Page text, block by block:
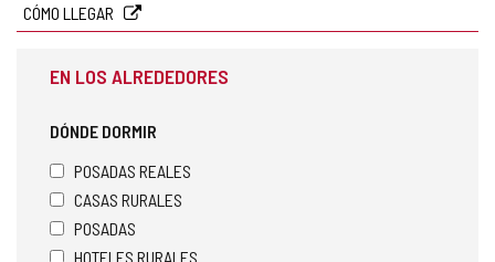
CÓMO LLEGAR
EN LOS ALREDEDORES
DÓNDE DORMIR
POSADAS REALES
CASAS RURALES
POSADAS
HOTELES RURALES